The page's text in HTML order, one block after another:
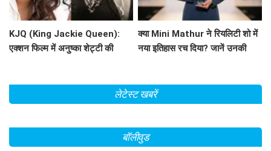
KJQ (King Jackie Queen):
एक्शन फिल्म में अनुष्का शेट्टी की
क्या Mini Mathur ने रियलिटी शो में
नया इतिहास रच दिया? जानें उनकी
लेटेस्ट खबरें
बॉलीवुड